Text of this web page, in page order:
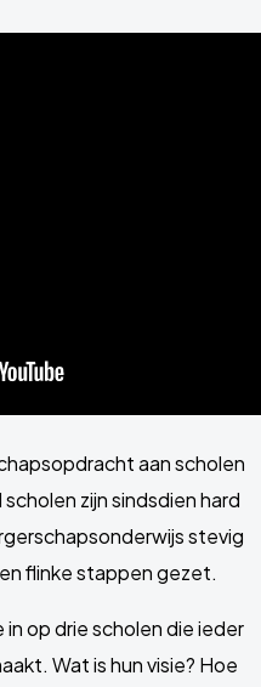
aan scholen
scholen zijn sindsdien hard
stevig
flinke stappen gezet.
op drie scholen die ieder
Wat is hun visie? Hoe